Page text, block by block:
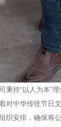
持“以人为本”
中华传统节日
安排，确保将